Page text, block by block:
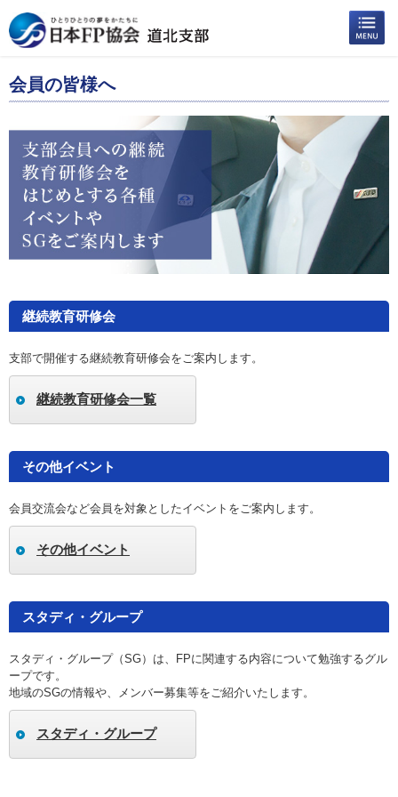
会員の皆様へ
継続教育研修会
支部で開催する継続教育研修会をご案内します。
継続教育研修会一覧
その他イベント
会員交流会など会員を対象としたイベントをご案内します。
その他イベント
スタディ・グループ
スタディ・グループ（SG）は、FPに関連する内容について勉強するグル
ープです。
地域のSGの情報や、メンバー募集等をご紹介いたします。
スタディ・グループ